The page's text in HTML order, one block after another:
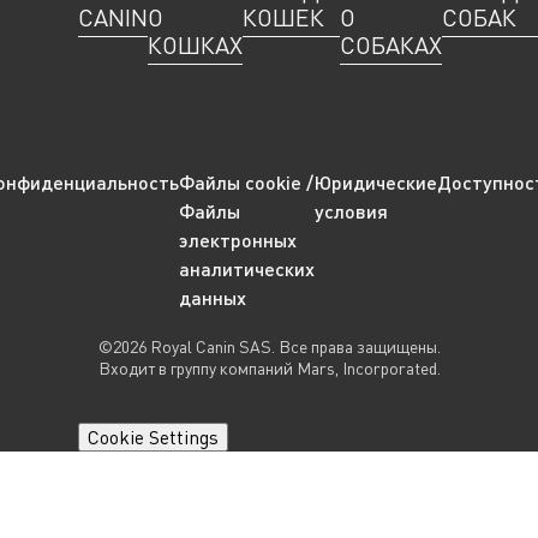
CANINО
КОШКАХ
КОШЕК О
СОБАКАХ
СОБАК
Файлы cookie /
Файлы
электронных
аналитических
данных
Юридические
условия
©2026 Royal Canin SAS. Все права защищены.
Входит в группу компаний Mars, Incorporated.
Cookie Settings